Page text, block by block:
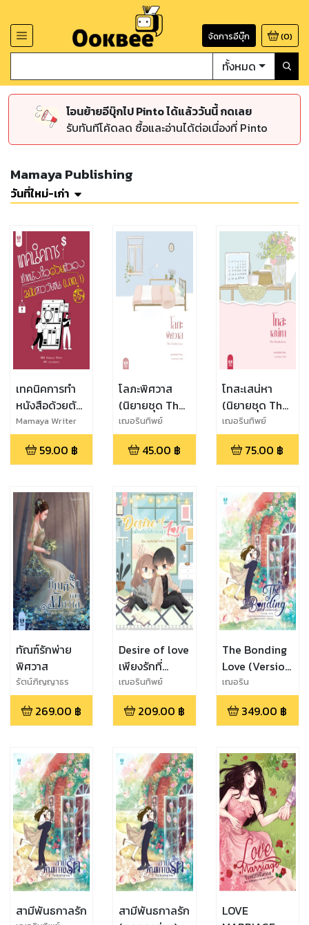
จัดการอีบุ๊ก (0)
ทั้งหมด
โอนย้ายอีบุ๊กไป Pinto ได้แล้ววันนี้ กดเลย
รับทันทีโค้ดลด ซื้อและอ่านได้ต่อเนื่องที่ Pinto
Mamaya Publishing
วันที่ใหม่-เก่า
เทคนิคการทำ
หนังสือด้วยตัว
เอง ฉบับสาววัย
ซน (Level 1)
Mamaya Writer
59.00 ฿
โลภะพิศวาส
(นิยายชุด The
deadly love)
เฌอรินทิพย์
45.00 ฿
โทสะเสน่หา
(นิยายชุด The
deadly love)
เฌอรินทิพย์
75.00 ฿
ทัณฑ์รักพ่าย
พิศวาส
รัตน์ภิญญาธร
269.00 ฿
Desire of love
เพียงรักที่
ปรารถนา
เฌอรินทิพย์
209.00 ฿
The Bonding
Love (Version
English)
เฌอริน
ทิพย์,Mamaya
Writer349.00 ฿
สามีพันธกาลรัก
สามีพันธกาลรัก
LOVE